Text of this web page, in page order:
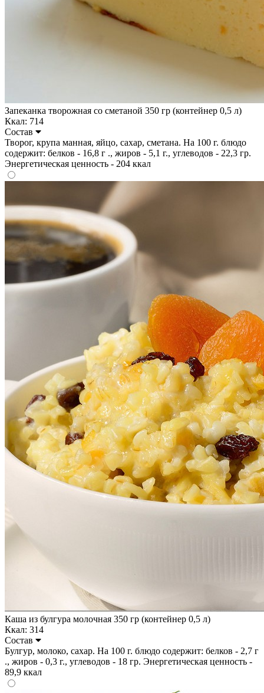
Запеканка творожная со сметаной 350 гр (контейнер 0,5 л)
Ккал: 714
Состав
Творог, крупа манная, яйцо, сахар, сметана. На 100 г. блюдо
содержит: белков - 16,8 г ., жиров - 5,1 г., углеводов - 22,3 гр.
Энергетическая ценность - 204 ккал
Каша из булгура молочная 350 гр (контейнер 0,5 л)
Ккал: 314
Состав
Булгур, молоко, сахар. На 100 г. блюдо содержит: белков - 2,7 г
., жиров - 0,3 г., углеводов - 18 гр. Энергетическая ценность -
89,9 ккал